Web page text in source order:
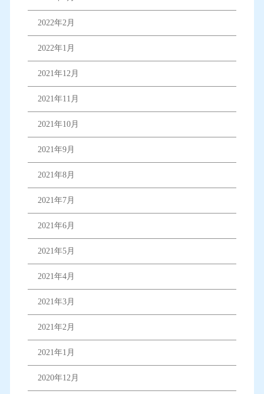
2022年2月
2022年1月
2021年12月
2021年11月
2021年10月
2021年9月
2021年8月
2021年7月
2021年6月
2021年5月
2021年4月
2021年3月
2021年2月
2021年1月
2020年12月